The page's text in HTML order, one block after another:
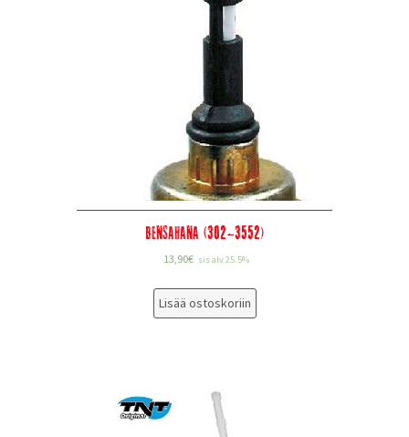
Bensahana (302-3552)
13,90€ sis alv 25.5%
Lisää ostoskoriin